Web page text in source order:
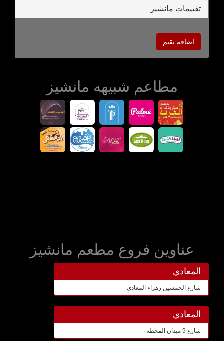
تقييمات مانشيز
اضافة تقيم
مطاعم شبيهه مانشيز
عناوين فروع مطعم مانشيز
المعادي
شارع الخمسين زهراء المعادي
المعادي
شارع 9 ميدان المحطه